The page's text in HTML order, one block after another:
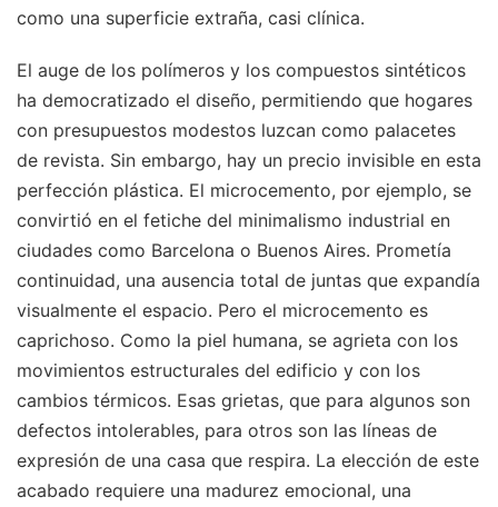
como una superficie extraña, casi clínica.
El auge de los polímeros y los compuestos sintéticos
ha democratizado el diseño, permitiendo que hogares
con presupuestos modestos luzcan como palacetes
de revista. Sin embargo, hay un precio invisible en esta
perfección plástica. El microcemento, por ejemplo, se
convirtió en el fetiche del minimalismo industrial en
ciudades como Barcelona o Buenos Aires. Prometía
continuidad, una ausencia total de juntas que expandía
visualmente el espacio. Pero el microcemento es
caprichoso. Como la piel humana, se agrieta con los
movimientos estructurales del edificio y con los
cambios térmicos. Esas grietas, que para algunos son
defectos intolerables, para otros son las líneas de
expresión de una casa que respira. La elección de este
acabado requiere una madurez emocional, una